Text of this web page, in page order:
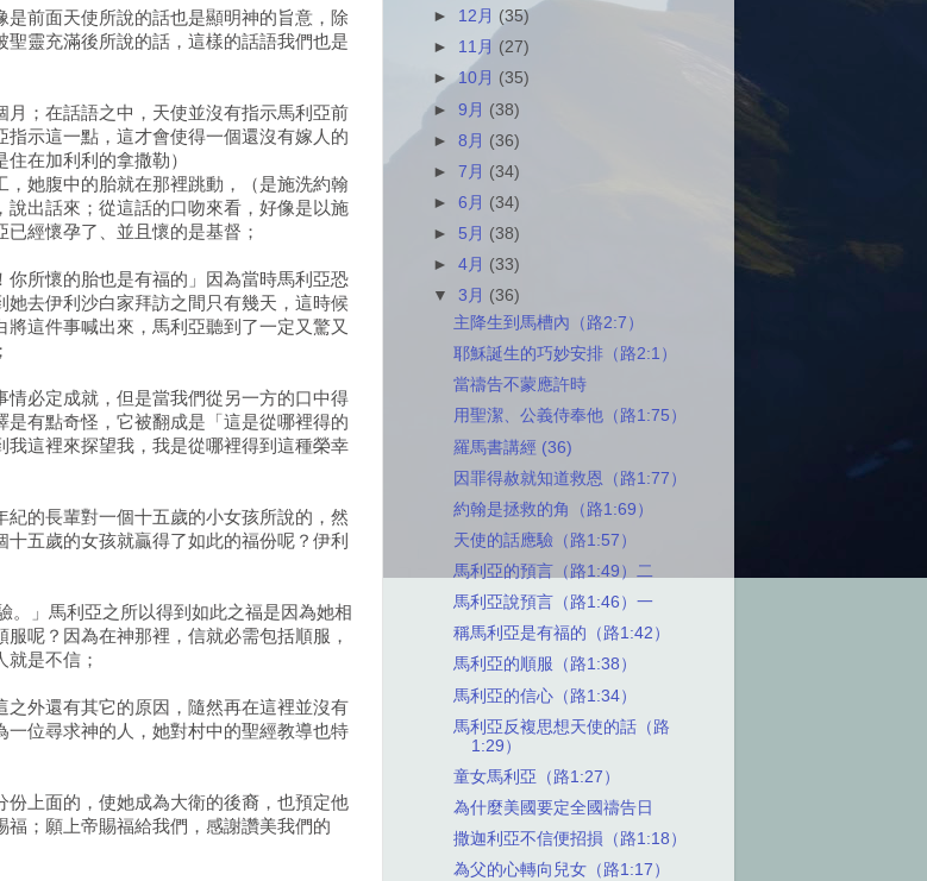
前面天使所說的話也是顯明神的旨意，除
靈充滿後所說的話，這樣的話語我們也是
；在話語之中，天使並沒有指示馬利亞前
示這一點，這才會使得一個還沒有嫁人的
在加利利的拿撒勒）
她腹中的胎就在那裡跳動，（是施洗約翰
出話來；從這話的口吻來看，好像是以施
經懷孕了、並且懷的是基督；
所懷的胎也是有福的」因為當時馬利亞恐
去伊利沙白家拜訪之間只有幾天，這時候
這件事喊出來，馬利亞聽到了一定又驚又
必定成就，但是當我們從另一方的口中得
有點奇怪，它被翻成是「這是從哪裡得的
這裡來探望我，我是從哪裡得到這種榮幸
的長輩對一個十五歲的小女孩所說的，然
五歲的女孩就贏得了如此的福份呢？伊利
。」馬利亞之所以得到如此之福是因為她相
呢？因為在神那裡，信就必需包括順服，
是不信；
外還有其它的原因，隨然再在這裡並沒有
位尋求神的人，她對村中的聖經教導也特
上面的，使她成為大衛的後裔，也預定他
；願上帝賜福給我們，感謝讚美我們的
► 12月 (35)
► 11月 (27)
►10月 (35)
►9月 (38)
►8月 (36)
►7月 (34)
►6月 (34)
► 5月 (38)
►4月 (33)
▼3月 (36)
主降生到馬槽內（路2:7）
耶穌誕生的巧妙安排（路2:1）
當禱告不蒙應許時
用聖潔、公義侍奉他（路1:75）
羅馬書講經 (36)
因罪得赦就知道救恩（路1:77）
約翰是拯救的角（路1:69）
天使的話應驗（路1:57）
馬利亞的預言（路1:49）二
馬利亞說預言（路1:46）一
稱馬利亞是有福的（路1:42）
馬利亞的順服（路1:38）
馬利亞的信心（路1:34）
馬利亞反複思想天使的話（路
1:29）
童女馬利亞（路1:27）
為什麼美國要定全國禱告日
撒迦利亞不信便招損（路1:18）
為父的心轉向兒女（路1:17）